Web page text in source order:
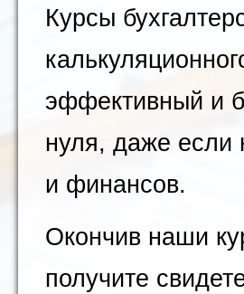
Курсы
эффективный и
нуля, даже если
и финансов.
Окончив наши
получите